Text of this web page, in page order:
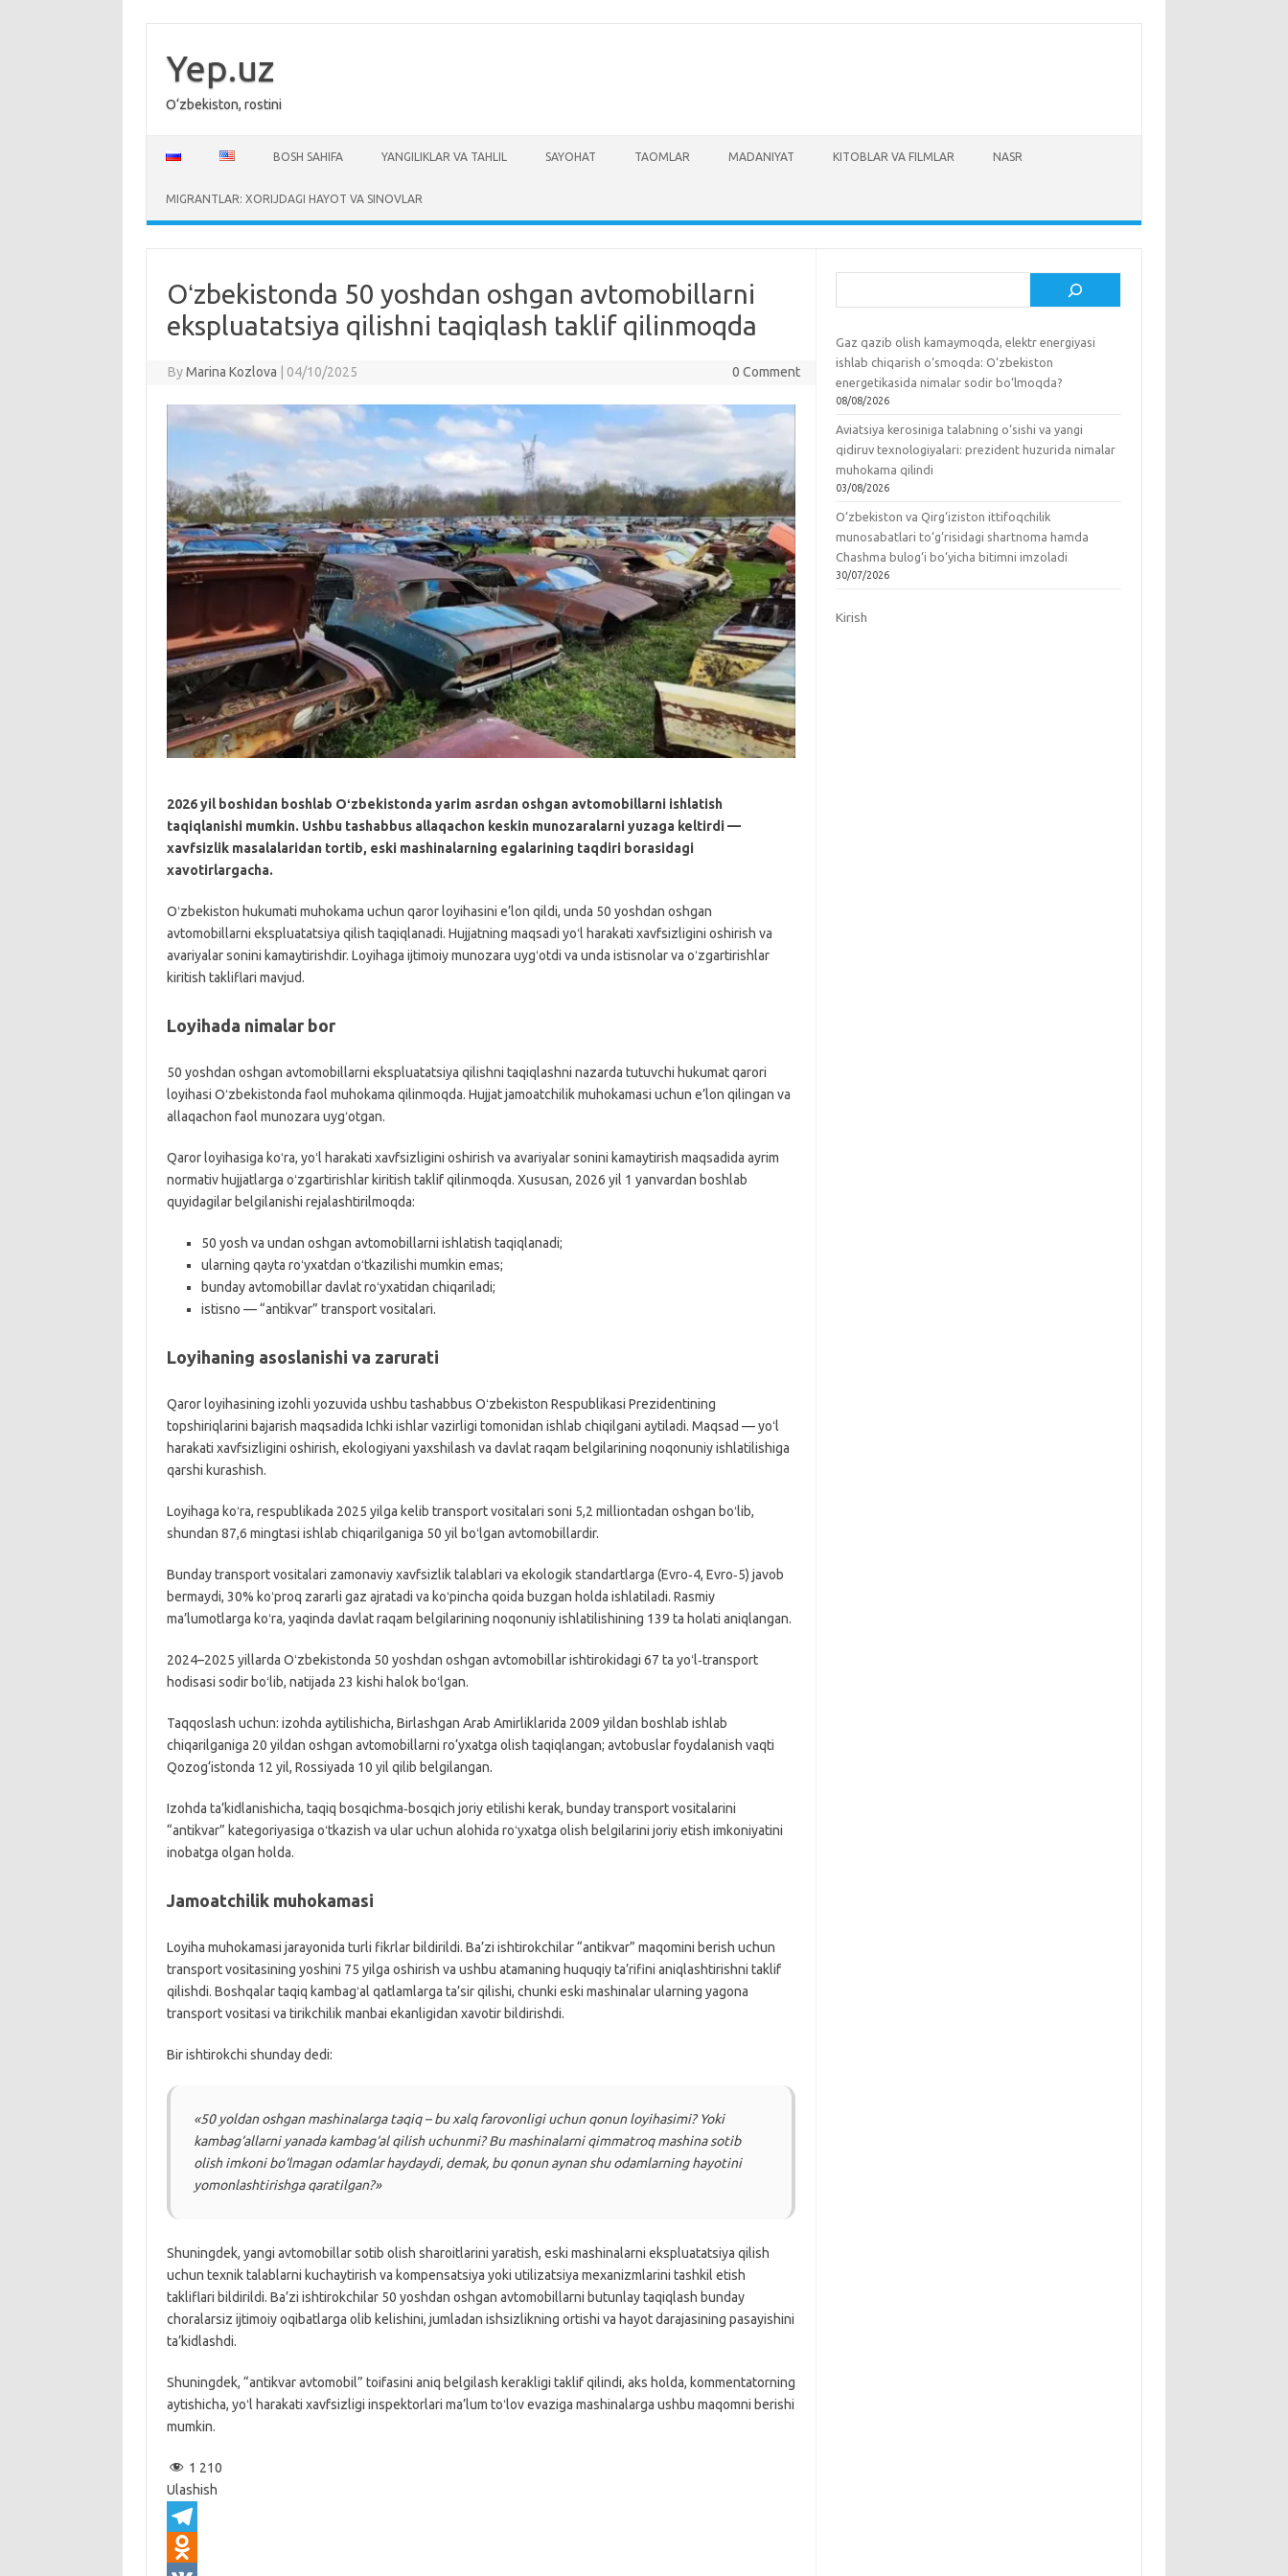
content
Yep.uz
O‘zbekiston, rostini
BOSH SAHIFA YANGILIKLAR VA TAHLIL SAYOHAT TAOMLAR MADANIYAT KITOBLAR VA FILMLAR NASR
MIGRANTLAR: XORIJDAGI HAYOT VA SINOVLAR
Oʻzbekistonda 50 yoshdan oshgan avtomobillarni
ekspluatatsiya qilishni taqiqlash taklif qilinmoqda
By Marina Kozlova 04/10/2025 0 Comment
2026 yil boshidan boshlab Oʻzbekistonda yarim asrdan oshgan avtomobillarni ishlatish
taqiqlanishi mumkin. Ushbu tashabbus allaqachon keskin munozaralarni yuzaga keltirdi —
xavfsizlik masalalaridan tortib, eski mashinalarning egalarining taqdiri borasidagi
xavotirlargacha.
Oʻzbekiston hukumati muhokama uchun qaror loyihasini e’lon qildi, unda 50 yoshdan oshgan
avtomobillarni ekspluatatsiya qilish taqiqlanadi. Hujjatning maqsadi yoʻl harakati xavfsizligini oshirish va
avariyalar sonini kamaytirishdir. Loyihaga ijtimoiy munozara uygʻotdi va unda istisnolar va oʻzgartirishlar
kiritish takliflari mavjud.
Loyihada nimalar bor
50 yoshdan oshgan avtomobillarni ekspluatatsiya qilishni taqiqlashni nazarda tutuvchi hukumat qarori
loyihasi Oʻzbekistonda faol muhokama qilinmoqda. Hujjat jamoatchilik muhokamasi uchun e’lon qilingan va
allaqachon faol munozara uygʻotgan.
Qaror loyihasiga koʻra, yoʻl harakati xavfsizligini oshirish va avariyalar sonini kamaytirish maqsadida ayrim
normativ hujjatlarga oʻzgartirishlar kiritish taklif qilinmoqda. Xususan, 2026 yil 1 yanvardan boshlab
quyidagilar belgilanishi rejalashtirilmoqda:
50 yosh va undan oshgan avtomobillarni ishlatish taqiqlanadi;
ularning qayta roʻyxatdan oʻtkazilishi mumkin emas;
bunday avtomobillar davlat roʻyxatidan chiqariladi;
istisno — “antikvar” transport vositalari.
Loyihaning asoslanishi va zarurati
Qaror loyihasining izohli yozuvida ushbu tashabbus Oʻzbekiston Respublikasi Prezidentining
topshiriqlarini bajarish maqsadida Ichki ishlar vazirligi tomonidan ishlab chiqilgani aytiladi. Maqsad — yoʻl
harakati xavfsizligini oshirish, ekologiyani yaxshilash va davlat raqam belgilarining noqonuniy ishlatilishiga
qarshi kurashish.
Loyihaga koʻra, respublikada 2025 yilga kelib transport vositalari soni 5,2 milliontadan oshgan boʻlib,
shundan 87,6 mingtasi ishlab chiqarilganiga 50 yil boʻlgan avtomobillardir.
Bunday transport vositalari zamonaviy xavfsizlik talablari va ekologik standartlarga (Evro‑4, Evro‑5) javob
bermaydi, 30% koʻproq zararli gaz ajratadi va koʻpincha qoida buzgan holda ishlatiladi. Rasmiy
ma’lumotlarga koʻra, yaqinda davlat raqam belgilarining noqonuniy ishlatilishining 139 ta holati aniqlangan.
2024–2025 yillarda Oʻzbekistonda 50 yoshdan oshgan avtomobillar ishtirokidagi 67 ta yoʻl‑transport
hodisasi sodir boʻlib, natijada 23 kishi halok boʻlgan.
Taqqoslash uchun: izohda aytilishicha, Birlashgan Arab Amirliklarida 2009 yildan boshlab ishlab
chiqarilganiga 20 yildan oshgan avtomobillarni ro‘yxatga olish taqiqlangan; avtobuslar foydalanish vaqti
Qozog‘istonda 12 yil, Rossiyada 10 yil qilib belgilangan.
Izohda ta’kidlanishicha, taqiq bosqichma‑bosqich joriy etilishi kerak, bunday transport vositalarini
“antikvar” kategoriyasiga oʻtkazish va ular uchun alohida roʻyxatga olish belgilarini joriy etish imkoniyatini
inobatga olgan holda.
Jamoatchilik muhokamasi
Loyiha muhokamasi jarayonida turli fikrlar bildirildi. Ba’zi ishtirokchilar “antikvar” maqomini berish uchun
transport vositasining yoshini 75 yilga oshirish va ushbu atamaning huquqiy ta’rifini aniqlashtirishni taklif
qilishdi. Boshqalar taqiq kambagʻal qatlamlarga ta’sir qilishi, chunki eski mashinalar ularning yagona
transport vositasi va tirikchilik manbai ekanligidan xavotir bildirishdi.
Bir ishtirokchi shunday dedi:
«50 yoldan oshgan mashinalarga taqiq – bu xalq farovonligi uchun qonun loyihasimi? Yoki
kambag‘allarni yanada kambag‘al qilish uchunmi? Bu mashinalarni qimmatroq mashina sotib
olish imkoni bo‘lmagan odamlar haydaydi, demak, bu qonun aynan shu odamlarning hayotini
yomonlashtirishga qaratilgan?»
Shuningdek, yangi avtomobillar sotib olish sharoitlarini yaratish, eski mashinalarni ekspluatatsiya qilish
uchun texnik talablarni kuchaytirish va kompensatsiya yoki utilizatsiya mexanizmlarini tashkil etish
takliflari bildirildi. Ba’zi ishtirokchilar 50 yoshdan oshgan avtomobillarni butunlay taqiqlash bunday
choralarsiz ijtimoiy oqibatlarga olib kelishini, jumladan ishsizlikning ortishi va hayot darajasining pasayishini
ta’kidlashdi.
Shuningdek, “antikvar avtomobil” toifasini aniq belgilash kerakligi taklif qilindi, aks holda, kommentatorning
aytishicha, yoʻl harakati xavfsizligi inspektorlari ma’lum toʻlov evaziga mashinalarga ushbu maqomni berishi
mumkin.
1 210
Ulashish
T
Gaz qazib olish kamaymoqda, elektr energiyasi
ishlab chiqarish o‘smoqda: O‘zbekiston
energetikasida nimalar sodir bo‘lmoqda?
08/08/2026
Aviatsiya kerosiniga talabning o‘sishi va yangi
qidiruv texnologiyalari: prezident huzurida nimalar
muhokama qilindi
03/08/2026
O‘zbekiston va Qirg‘iziston ittifoqchilik
munosabatlari to‘g‘risidagi shartnoma hamda
Chashma bulog‘i bo‘yicha bitimni imzoladi
30/07/2026
Kirish